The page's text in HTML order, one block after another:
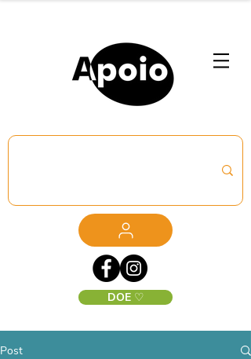
DOE ♡
Post